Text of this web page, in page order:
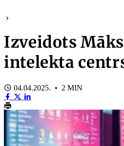
Izveidots
intelekta
04.04.2025. • 2 MIN